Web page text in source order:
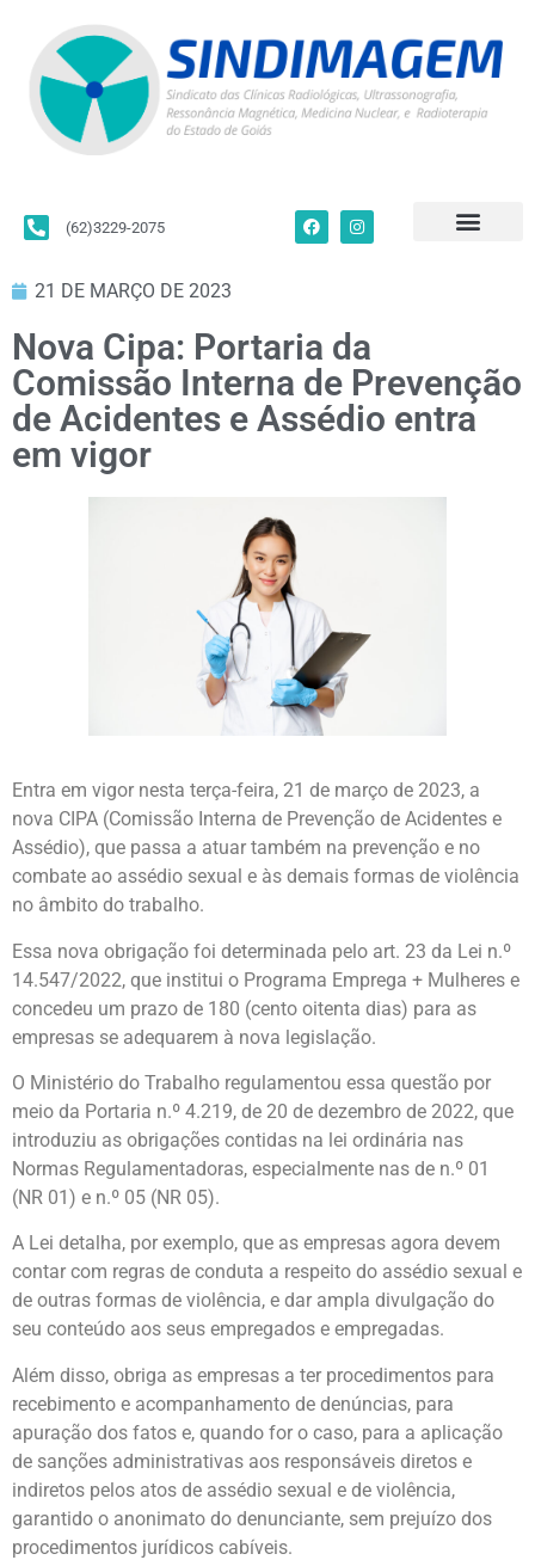
(62)3229-2075
21 DE MARÇO DE 2023
Nova Cipa: Portaria da
Comissão Interna de Prevenção
de Acidentes e Assédio entra
em vigor
Entra em vigor nesta terça-feira, 21 de março de 2023, a
nova CIPA (Comissão Interna de Prevenção de Acidentes e
Assédio), que passa a atuar também na prevenção e no
combate ao assédio sexual e às demais formas de violência
no âmbito do trabalho.
Essa nova obrigação foi determinada pelo art. 23 da Lei n.º
14.547/2022, que institui o Programa Emprega + Mulheres e
concedeu um prazo de 180 (cento oitenta dias) para as
empresas se adequarem à nova legislação.
O Ministério do Trabalho regulamentou essa questão por
meio da Portaria n.º 4.219, de 20 de dezembro de 2022, que
introduziu as obrigações contidas na lei ordinária nas
Normas Regulamentadoras, especialmente nas de n.º 01
(NR 01) e n.º 05 (NR 05).
A Lei detalha, por exemplo, que as empresas agora devem
contar com regras de conduta a respeito do assédio sexual e
de outras formas de violência, e dar ampla divulgação do
seu conteúdo aos seus empregados e empregadas.
Além disso, obriga as empresas a ter procedimentos para
recebimento e acompanhamento de denúncias, para
apuração dos fatos e, quando for o caso, para a aplicação
de sanções administrativas aos responsáveis diretos e
indiretos pelos atos de assédio sexual e de violência,
garantido o anonimato do denunciante, sem prejuízo dos
procedimentos jurídicos cabíveis.